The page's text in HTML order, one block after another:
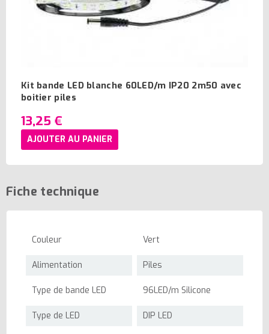
Kit bande LED blanche 60LED/m IP20 2m50 avec
boitier piles
13,25 €
AJOUTER AU PANIER
Fiche technique
Couleur Vert
Alimentation Piles
Type de bande LED 96LED/m Silicone
Type de LED DIP LED